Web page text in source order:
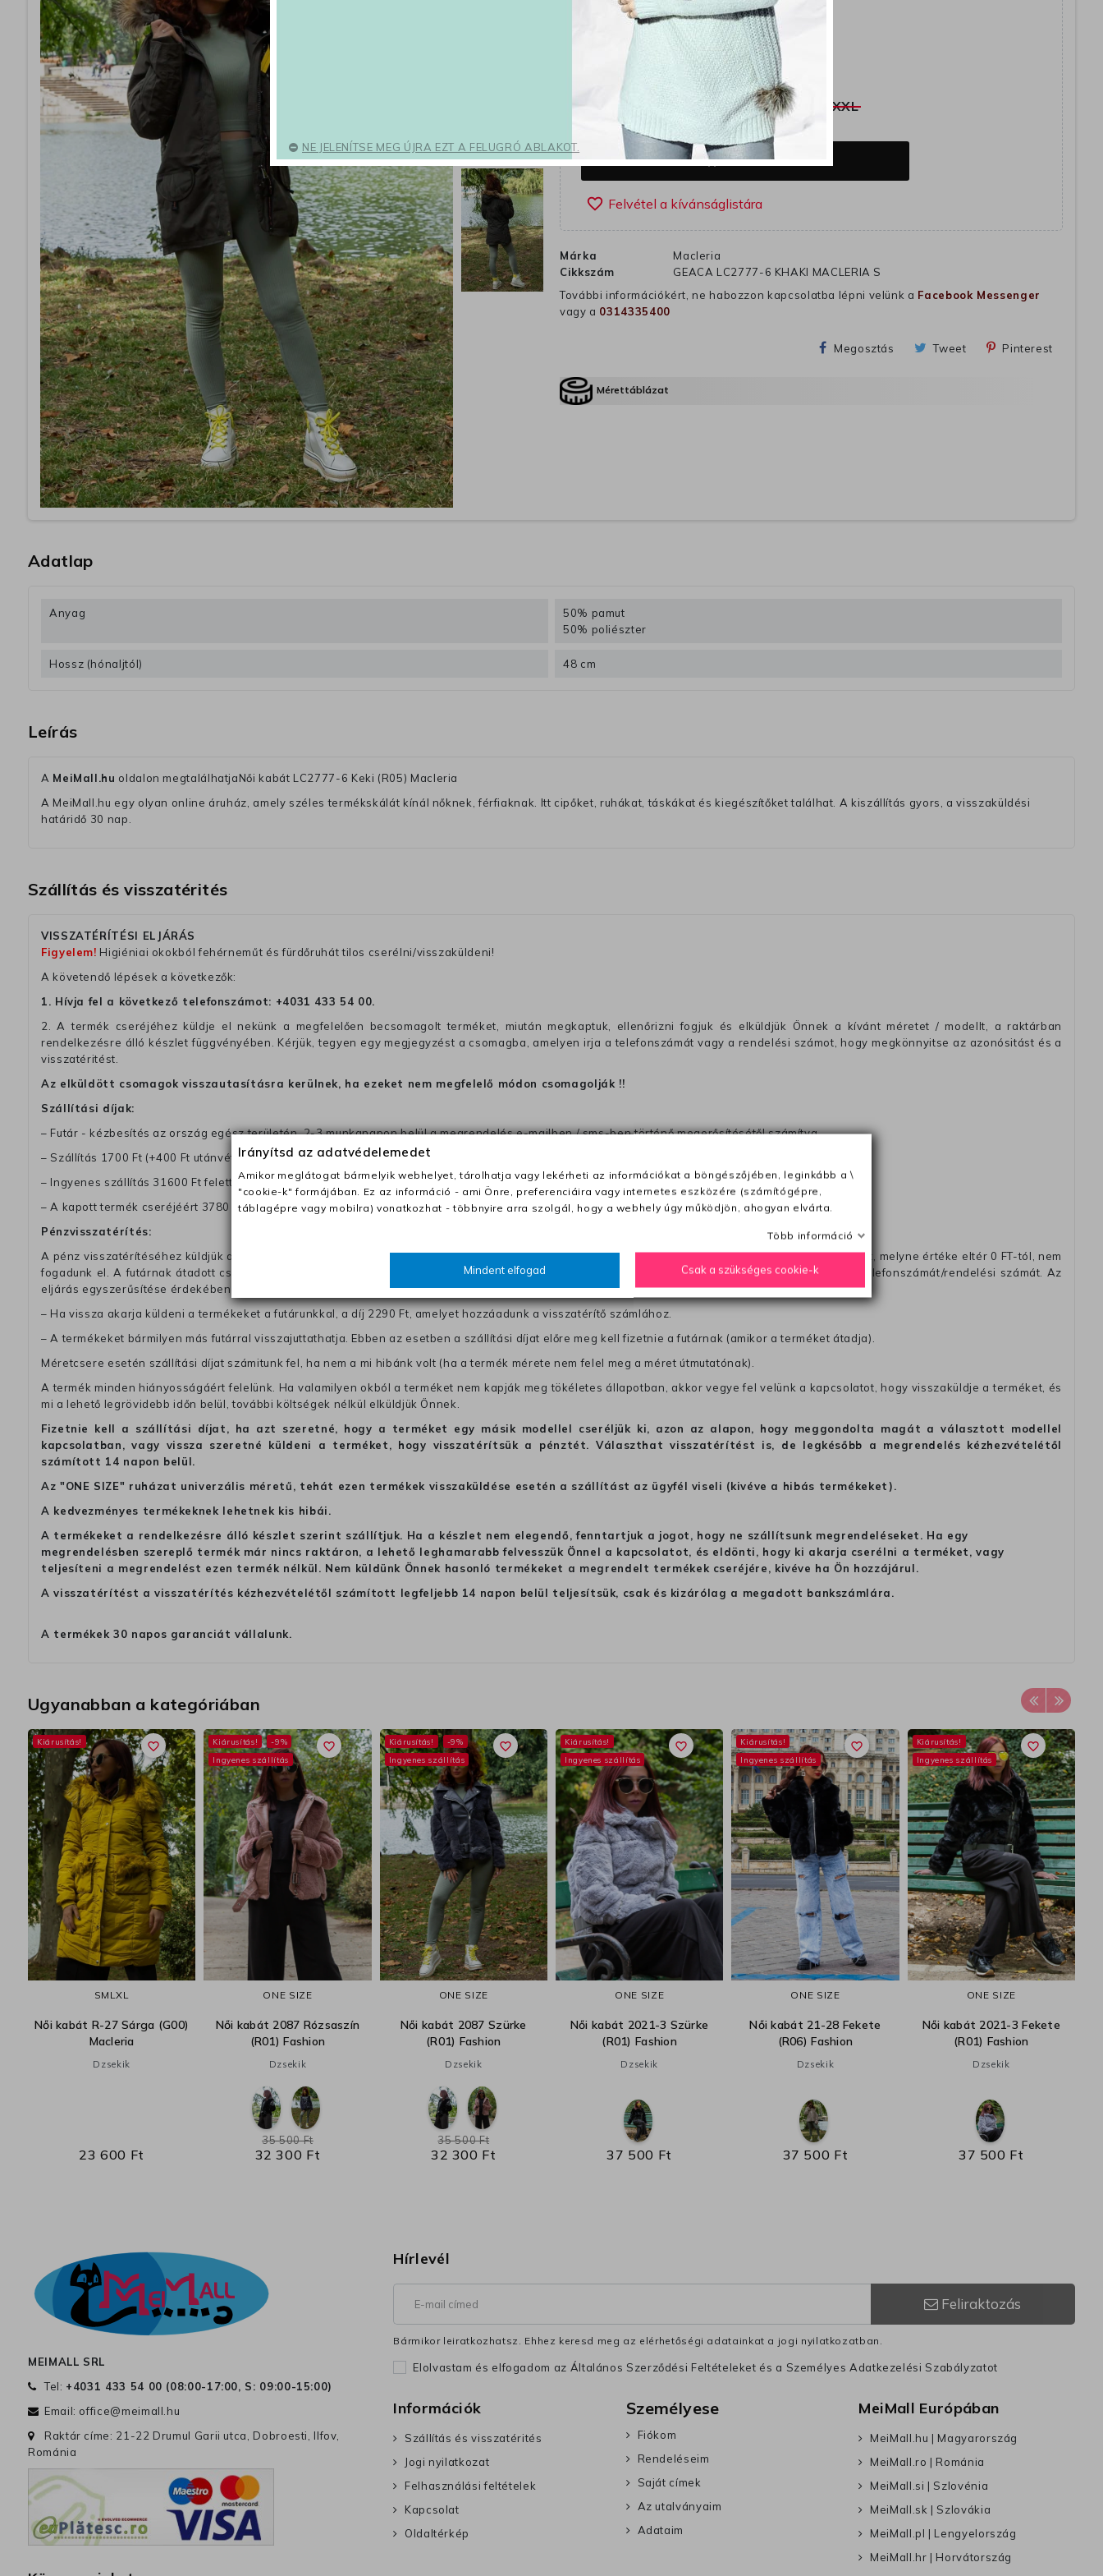
24 000 FtAdóval együtt
Keki
M L XL XXL
shopping_cartKOSÁRBA
favorite_border
Márka
Macleria
Cikkszám
GEACA LC2777-6 KHAKI MACLERIA S
További információkért, ne habozzon kapcsolatba lépni velünk a Facebook Messenger
vagy a 0314335400
Megosztás Tweet Pinterest
Mérettáblázat
Adatlap
Anyag
50% pamut
50% poliészter
Hossz (hónaljtól) 48 cm
Leírás
A MeiMall.hu oldalon megtalálhatjaNői kabát LC2777-6 Keki (R05) Macleria
A MeiMall.hu egy olyan online áruház, amely széles termékskálát kínál nőknek, férfiaknak. Itt cipőket, ruhákat, táskákat és kiegészítőket találhat. A kiszállítás gyors, a visszaküldési
határidő 30 nap.
Szállítás és visszatérités
VISSZATÉRÍTÉSI ELJÁRÁS
Figyelem! Higiéniai okokból fehérneműt és fürdőruhát tilos cserélni/visszaküldeni!
A követendő lépések a következők:
1. Hívja fel a következő telefonszámot: +4031 433 54 00.
2. A termék cseréjéhez küldje el nekünk a megfelelően becsomagolt terméket, miután megkaptuk, ellenőrizni fogjuk és elküldjük Önnek a kívánt méretet / modellt, a raktárban
rendelkezésre álló készlet függvényében. Kérjük, tegyen egy megjegyzést a csomagba, amelyen irja a telefonszámát vagy a rendelési számot, hogy megkönnyitse az azonósitást és a
visszatéritést.
Az elküldött csomagok visszautasításra kerülnek, ha ezeket nem megfelelő módon csomagolják !!
Szállítási díjak:
– Futár - kézbesítés az ország egész területén, 2-3 munkanapon belül a megrendelés e-mailben / sms-ben történő megerősítésétől számítva
– Szállítás 1700 Ft (+400 Ft utánvéttel)
– Ingyenes szállítás 31600 Ft feletti megrendeléseknél (+400 Ft utánvétte)
– A kapott termék cseréjéért 3780 Ft szállítási díjat számolunk fel (oda -vissza út)
Pénzvisszatérítés:
A pénz visszatérítéséhez küldjük a futárt, hogy vegye át Öntől a terméket/termékeket, vagy más futárral is elküldheti. Olyan utávéttel küldött csomagot, melyne értéke eltér 0 FT-tól, nem
fogadunk el. A futárnak átadott csomagba kérjük, hogy a visszaküldés könnyebb azonosítása érdekében tegyen egy megjegyzést, amelyre felírja telefonszámát/rendelési számát. Az
eljárás egyszerűsítése érdekében kérjük, hogy erre a jegyre írja rá a számla IBAN-számát és a számlatulajdonos nevét.
– Ha vissza akarja küldeni a termékeket a futárunkkal, a díj 2290 Ft, amelyet hozzáadunk a visszatérítő számlához.
– A termékeket bármilyen más futárral visszajuttathatja. Ebben az esetben a szállítási díjat előre meg kell fizetnie a futárnak (amikor a terméket átadja).
Méretcsere esetén szállítási díjat számitunk fel, ha nem a mi hibánk volt (ha a termék mérete nem felel meg a méret útmutatónak).
A termék minden hiányosságáért felelünk. Ha valamilyen okból a terméket nem kapják meg tökéletes állapotban, akkor vegye fel velünk a kapcsolatot, hogy visszaküldje a terméket, és
mi a lehető legrövidebb időn belül, további költségek nélkül elküldjük Önnek.
Fizetnie kell a szállítási díjat, ha azt szeretné, hogy a terméket egy másik modellel cseréljük ki, azon az alapon, hogy meggondolta magát a választott modellel
kapcsolatban, vagy vissza szeretné küldeni a terméket, hogy visszatérítsük a pénztét. Választhat visszatérítést is, de legkésőbb a megrendelés kézhezvételétől
számított 14 napon belül.
Az "ONE SIZE" ruházat univerzális méretű, tehát ezen termékek visszaküldése esetén a szállítást az ügyfél viseli (kivéve a hibás termékeket).
A kedvezményes termékeknek lehetnek kis hibái.
A termékeket a rendelkezésre álló készlet szerint szállítjuk. Ha a készlet nem elegendő, fenntartjuk a jogot, hogy ne szállítsunk megrendeléseket. Ha egy
megrendelésben szereplő termék már nincs raktáron, a lehető leghamarabb felvesszük Önnel a kapcsolatot, és eldönti, hogy ki akarja cserélni a terméket, vagy
teljesíteni a megrendelést ezen termék nélkül. Nem küldünk Önnek hasonló termékeket a megrendelt termékek cseréjére, kivéve ha Ön hozzájárul.
A visszatérítést a visszatérítés kézhezvételétől számított legfeljebb 14 napon belül teljesítsük, csak és kizárólag a megadott bankszámlára.
A termékek 30 napos garanciát vállalunk.
Ugyanabban a kategóriában
favorite_border
Kiárusítás!
SM LXL
Női kabát R-27 Sárga (G00)
Macleria
Dzsekik
23 600 Ft
favorite_border
Kiárusítás!
-9%
Ingyenes szállítás
ONE SIZE
Női kabát 2087 Rózsaszín
(R01) Fashion
Dzsekik
32 300 Ft
35 500 Ft
favorite_border
Kiárusítás!
-9%
Ingyenes szállítás
ONE SIZE
Női kabát 2087 Szürke
(R01) Fashion
Dzsekik
32 300 Ft
35 500 Ft
favorite_border
Kiárusítás!
Ingyenes szállítás
ONE SIZE
Női kabát 2021-3 Szürke
(R01) Fashion
Dzsekik
37 500 Ft
favorite_border
Kiárusítás!
Ingyenes szállítás
ONE SIZE
Női kabát 21-28 Fekete
(R06) Fashion
Dzsekik
37 500 Ft
favorite_border
Kiárusítás!
Ingyenes szállítás
ONE SIZE
Női kabát 2021-3 Fekete
(R01) Fashion
Dzsekik
37 500 Ft
MEIMALL SRL
Tel: +4031 433 54 00 (08:00-17:00, S: 09:00-15:00)
Email: office@meimall.hu
Raktár címe: 21-22 Drumul Garii utca, Dobroesti, Ilfov,
Románia
Hírlevél
Feliraktozás
Bármikor leiratkozhatsz. Ehhez keresd meg az elérhetőségi adatainkat a jogi nyilatkozatban.
Elolvastam és elfogadom az Általános Szerződési Feltételeket és a Személyes Adatkezelési Szabályzatot
Információk
Szállítás és visszatérités
Jogi nyilatkozat
Felhasználási feltételek
Kapcsolat
Oldaltérkép
Személyese
Fiókom
Rendeléseim
Saját címek
Az utalványaim
Adataim
MeiMall Európában
MeiMall.hu | Magyarország
MeiMall.ro | Románia
MeiMall.si | Szlovénia
MeiMall.sk | Szlovákia
MeiMall.pl | Lengyelország
MeiMall.hr | Horvátország
NE JELENÍTSE MEG ÚJRA EZT A FELUGRÓ ABLAKOT.
Irányítsd az adatvédelemedet
Amikor meglátogat bármelyik webhelyet, tárolhatja vagy lekérheti az információkat a böngészőjében, leginkább a \
"cookie-k" formájában. Ez az információ - ami Önre, preferenciáira vagy internetes eszközére (számítógépre,
táblagépre vagy mobilra) vonatkozhat - többnyire arra szolgál, hogy a webhely úgy működjön, ahogyan elvárta.
Több információ
Mindent elfogad Csak a szükséges cookie-k